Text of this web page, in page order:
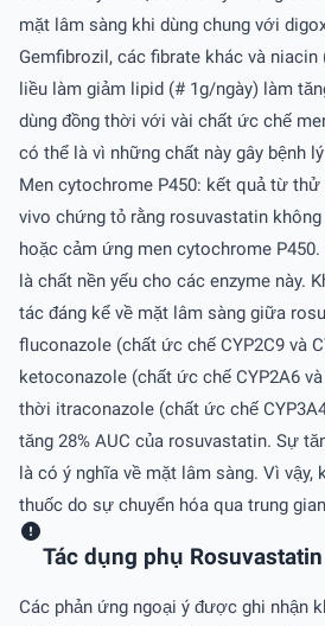
mặt lâm sàng khi dùng chung với
Gemfibrozil, các fibrate khác và
liều làm giảm lipid (# 1g/ngày) làm
dùng đồng thời với vài chất ức chế
có thể là vì những chất này gây bệnh
Men cytochrome P450: kết quả từ
vivo chứng tỏ rằng rosuvastatin
hoặc cảm ứng men cytochrome
là chất nền yếu cho các enzyme này.
tác đáng kể về mặt lâm sàng giữa
fluconazole (chất ức chế CYP2C9 và
ketoconazole (chất ức chế CYP2A6 và
thời itraconazole (chất ức chế
tăng 28% AUC của rosuvastatin. Sự
là có ý nghĩa về mặt lâm sàng. Vì
thuốc do sự chuyển hóa qua trung
Tác dụng phụ Rosuvastatin
Các phản ứng ngoại ý được ghi nhận